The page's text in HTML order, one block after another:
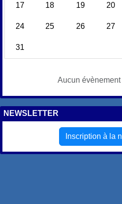
17 18 19 20
24 25 26 27
31
Aucun
NEWSLETTER
Inscription à la